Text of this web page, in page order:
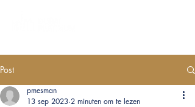
Post
pmesman
13 sep 2023 2 minuten om te lezen